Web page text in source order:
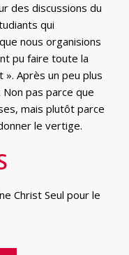
des discussions du
qui
nous organisions
pu faire toute la
Après un peu plus
Non pas parce que
mais plutôt parce
le vertige.
Christ Seul pour le